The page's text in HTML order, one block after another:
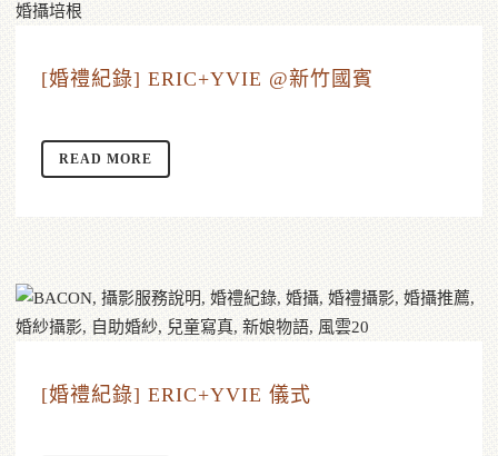
[婚禮紀錄] ERIC+YVIE @新竹國賓
READ MORE
[婚禮紀錄] ERIC+YVIE 儀式